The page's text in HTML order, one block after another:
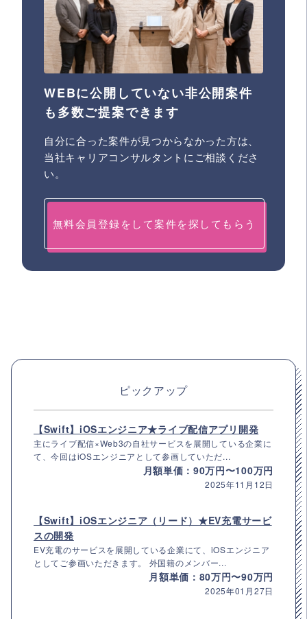
WEBに公開していない非公開案件
も多数ご提案できます
自分に合った案件が見つからなかった方は、
当社キャリアコンサルタントにご相談くださ
い。
無料会員登録をして案件を探してもらう
ピックアップ
【Swift】iOSエンジニア★ライブ配信アプリ開発
主にライブ配信×Web3の自社サービスを展開している企業に
て、今回はiOSエンジニアとして参画していただ...
月額単価：90万円〜100万円
2025年11月12日
【Swift】iOSエンジニア（リード）★EV充電サービ
スの開発
EV充電のサービスを展開している企業にて、iOSエンジニア
としてご参画いただきます。 外国籍のメンバー...
月額単価：80万円〜90万円
2025年01月27日